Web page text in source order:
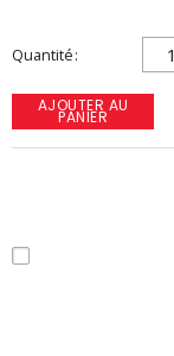
Quantité
AJOUTER AU
PANIER